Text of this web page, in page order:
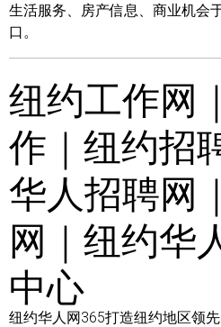
生活服务、房产信息、商业机会
口。
纽约工作网
作｜纽约招
华人招聘网
网｜纽约华
中心
纽约华人网365打造纽约地区领